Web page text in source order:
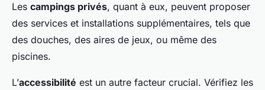
Les campings privés, quant à eux, peuvent proposer
des services et installations supplémentaires, tels que
des douches, des aires de jeux, ou même des
piscines.
L’accessibilité est un autre facteur crucial. Vérifiez les